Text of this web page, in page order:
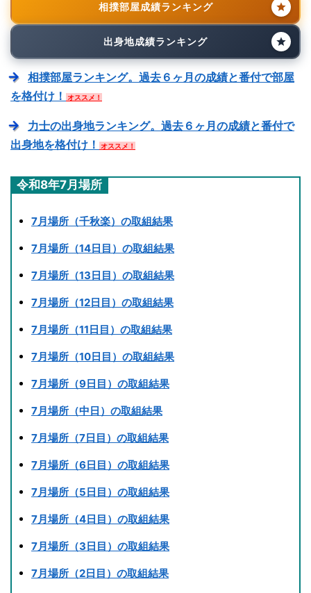
相撲部屋成績ランキング
出身地成績ランキング
相撲部屋ランキング。過去６ヶ月の成績と番付で部屋
を格付け！
オススメ！
力士の出身地ランキング。過去６ヶ月の成績と番付で
出身地を格付け！
オススメ！
令和8年7月場所
7月場所（千秋楽）の取組結果
7月場所（14日目）の取組結果
7月場所（13日目）の取組結果
7月場所（12日目）の取組結果
7月場所（11日目）の取組結果
7月場所（10日目）の取組結果
7月場所（9日目）の取組結果
7月場所（中日）の取組結果
7月場所（7日目）の取組結果
7月場所（6日目）の取組結果
7月場所（5日目）の取組結果
7月場所（4日目）の取組結果
7月場所（3日目）の取組結果
7月場所（2日目）の取組結果